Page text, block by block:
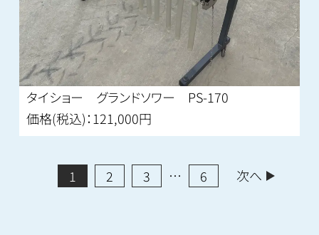
タイショー グランドソワー PS-170
価格(税込)：121,000円
1 2 3 … 6 次へ